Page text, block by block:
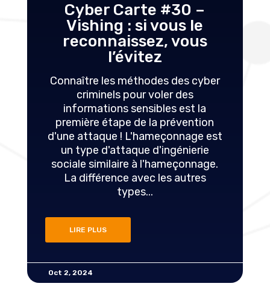
Cyber Carte #29 –
Smishing : si vous le
reconnaissez, vous
l’évitez
Des messages concernant une
"urgence familiale" à ceux signalant
un "retard de livraison d'un colis", les
cyber-escroqueries basées sur le
smishing (hameçonnage via les
systèmes de messagerie) sont de
plus en plus nombreuses. Elles ont
toutes un objectif commun,...
LIRE PLUS
Août 28, 2024